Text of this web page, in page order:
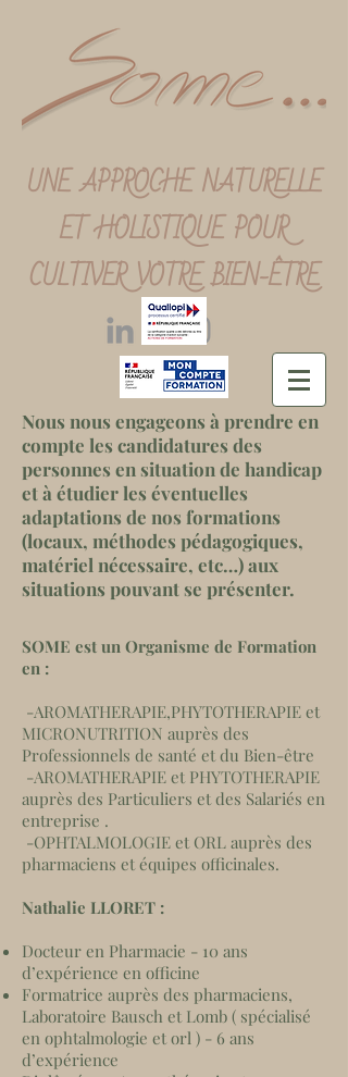
UNE APPROCHE NATURELLE
ET HOLISTIQUE POUR
CULTIVER VOTRE BIEN-ÊTRE
Nous nous engageons à prendre en
compte les candidatures des
personnes en situation de handicap
et à étudier les éventuelles
adaptations de nos formations
(locaux, méthodes pédagogiques,
matériel nécessaire, etc…) aux
situations pouvant se présenter.
SOME est un Organisme de Formation
en :
-AROMATHERAPIE,PHYTOTHERAPIE et
MICRONUTRITION auprès des
Professionnels de santé et du Bien-être
-AROMATHERAPIE et PHYTOTHERAPIE
auprès des Particuliers et des Salariés en
entreprise .
-OPHTALMOLOGIE et ORL auprès des
pharmaciens et équipes officinales.
Nathalie LLORET :
Docteur en Pharmacie - 10 ans
d’expérience en officine
Formatrice auprès des pharmaciens,
Laboratoire Bausch et Lomb ( spécialisé
en ophtalmologie et orl ) - 6 ans
d’expérience